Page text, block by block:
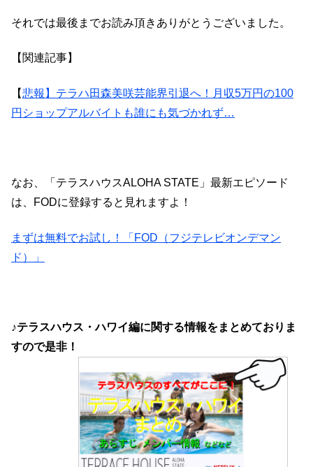
それでは最後までお読み頂きありがとうございました。
【関連記事】
【悲報】テラハ田森美咲芸能界引退へ！月収5万円の100
円ショップアルバイトも誰にも気づかれず…
なお、「テラスハウスALOHA STATE」最新エピソード
は、FODに登録すると見れますよ！
まずは無料でお試し！「FOD（フジテレビオンデマン
ド）」
♪テラスハウス・ハワイ編に関する情報をまとめておりま
すので是非！